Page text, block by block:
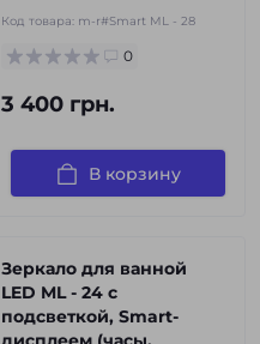
Код товара: m-r#Smart ML - 28
0
3 400 грн.
В корзину
Зеркало для ванной
LED ML - 24 с
подсветкой, Smart-